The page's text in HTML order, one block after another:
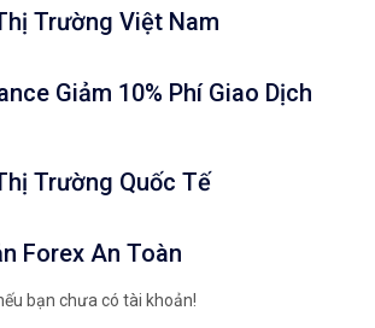
Trường Việt Nam
Giảm 10% Phí Giao Dịch
Trường Quốc Tế
Forex An Toàn
bạn chưa có tài khoản!